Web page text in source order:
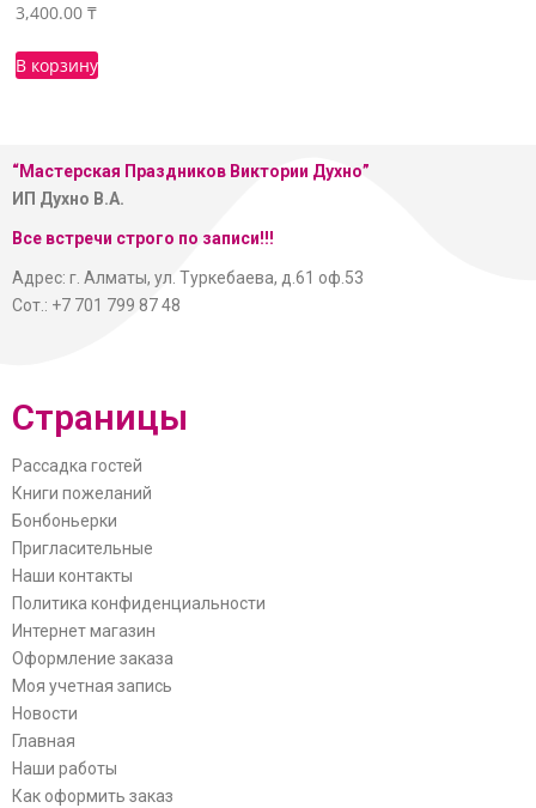
3,400.00₸
В корзину
“Мастерская Праздников Виктории Духно”
ИП Духно В.А.
Все встречи строго по записи!!!
Адрес: г. Алматы, ул. Туркебаева, д.61 оф.53
Сот.: +7 701 799 87 48
Страницы
Рассадка гостей
Книги пожеланий
Бонбоньерки
Пригласительные
Наши контакты
Политика конфиденциальности
Интернет магазин
Оформление заказа
Моя учетная запись
Новости
Главная
Наши работы
Как оформить заказ